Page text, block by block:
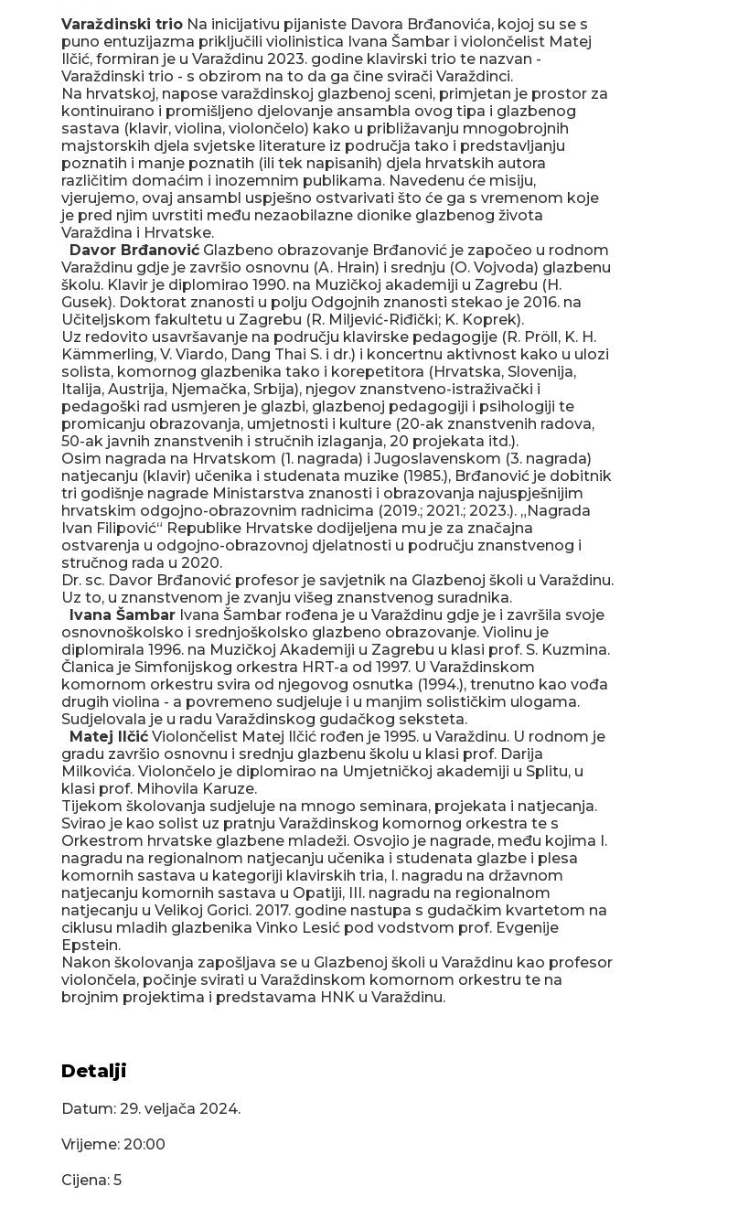
Varaždinski trio Na inicijativu pijaniste Davora Brđanovića, kojoj su se s
puno entuzijazma priključili violinistica Ivana Šambar i violončelist Matej
Ilčić, formiran je u Varaždinu 2023. godine klavirski trio te nazvan -
Varaždinski trio - s obzirom na to da ga čine svirači Varaždinci.
Na hrvatskoj, napose varaždinskoj glazbenoj sceni, primjetan je prostor za
kontinuirano i promišljeno djelovanje ansambla ovog tipa i glazbenog
sastava (klavir, violina, violončelo) kako u približavanju mnogobrojnih
majstorskih djela svjetske literature iz područja tako i predstavljanju
poznatih i manje poznatih (ili tek napisanih) djela hrvatskih autora
različitim domaćim i inozemnim publikama. Navedenu će misiju,
vjerujemo, ovaj ansambl uspješno ostvarivati što će ga s vremenom koje
je pred njim uvrstiti među nezaobilazne dionike glazbenog života
Varaždina i Hrvatske.
Davor Brđanović Glazbeno obrazovanje Brđanović je započeo u rodnom
Varaždinu gdje je završio osnovnu (A. Hrain) i srednju (O. Vojvoda) glazbenu
školu. Klavir je diplomirao 1990. na Muzičkoj akademiji u Zagrebu (H.
Gusek). Doktorat znanosti u polju Odgojnih znanosti stekao je 2016. na
Učiteljskom fakultetu u Zagrebu (R. Miljević-Riđički; K. Koprek).
Uz redovito usavršavanje na području klavirske pedagogije (R. Pröll, K. H.
Kämmerling, V. Viardo, Dang Thai S. i dr.) i koncertnu aktivnost kako u ulozi
solista, komornog glazbenika tako i korepetitora (Hrvatska, Slovenija,
Italija, Austrija, Njemačka, Srbija), njegov znanstveno-istraživački i
pedagoški rad usmjeren je glazbi, glazbenoj pedagogiji i psihologiji te
promicanju obrazovanja, umjetnosti i kulture (20-ak znanstvenih radova,
50-ak javnih znanstvenih i stručnih izlaganja, 20 projekata itd.).
Osim nagrada na Hrvatskom (1. nagrada) i Jugoslavenskom (3. nagrada)
natjecanju (klavir) učenika i studenata muzike (1985.), Brđanović je dobitnik
tri godišnje nagrade Ministarstva znanosti i obrazovanja najuspješnijim
hrvatskim odgojno-obrazovnim radnicima (2019.; 2021.; 2023.). „Nagrada
Ivan Filipović“ Republike Hrvatske dodijeljena mu je za značajna
ostvarenja u odgojno-obrazovnoj djelatnosti u području znanstvenog i
stručnog rada u 2020.
Dr. sc. Davor Brđanović profesor je savjetnik na Glazbenoj školi u Varaždinu.
Uz to, u znanstvenom je zvanju višeg znanstvenog suradnika.
Ivana Šambar Ivana Šambar rođena je u Varaždinu gdje je i završila svoje
osnovnoškolsko i srednjoškolsko glazbeno obrazovanje. Violinu je
diplomirala 1996. na Muzičkoj Akademiji u Zagrebu u klasi prof. S. Kuzmina.
Članica je Simfonijskog orkestra HRT-a od 1997. U Varaždinskom
komornom orkestru svira od njegovog osnutka (1994.), trenutno kao vođa
drugih violina - a povremeno sudjeluje i u manjim solističkim ulogama.
Sudjelovala je u radu Varaždinskog gudačkog seksteta.
Matej Ilčić Violončelist Matej Ilčić rođen je 1995. u Varaždinu. U rodnom je
gradu završio osnovnu i srednju glazbenu školu u klasi prof. Darija
Milkovića. Violončelo je diplomirao na Umjetničkoj akademiji u Splitu, u
klasi prof. Mihovila Karuze.
Tijekom školovanja sudjeluje na mnogo seminara, projekata i natjecanja.
Svirao je kao solist uz pratnju Varaždinskog komornog orkestra te s
Orkestrom hrvatske glazbene mladeži. Osvojio je nagrade, među kojima I.
nagradu na regionalnom natjecanju učenika i studenata glazbe i plesa
komornih sastava u kategoriji klavirskih tria, I. nagradu na državnom
natjecanju komornih sastava u Opatiji, III. nagradu na regionalnom
natjecanju u Velikoj Gorici. 2017. godine nastupa s gudačkim kvartetom na
ciklusu mladih glazbenika Vinko Lesić pod vodstvom prof. Evgenije
Epstein.
Nakon školovanja zapošljava se u Glazbenoj školi u Varaždinu kao profesor
violončela, počinje svirati u Varaždinskom komornom orkestru te na
brojnim projektima i predstavama HNK u Varaždinu.
Detalji
Datum:29. veljača 2024.
Vrijeme: 20:00
Cijena: 5